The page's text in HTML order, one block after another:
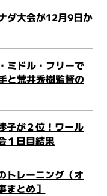
ダ大会が12月9日か
ミドル・フリーで
と荒井秀樹監督の
子が２位！ワール
１日目結果
トレーニング（オ
まとめ］